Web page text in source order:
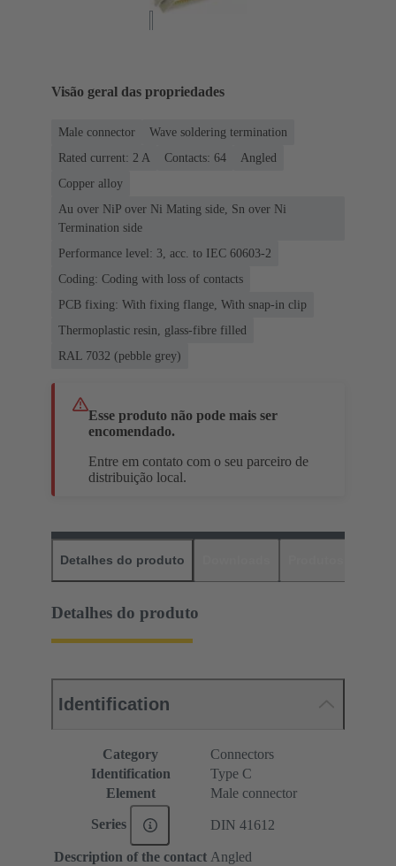
Visão geral das propriedades
Male connector
Wave soldering termination
Rated current: ‌2 A
Contacts: 64
Angled
Copper alloy
Au over NiP over Ni Mating side, Sn over Ni
Termination side
Performance level: 3, acc. to IEC 60603-2
Coding: Coding with loss of contacts
PCB fixing: With fixing flange, With snap-in clip
Thermoplastic resin, glass-fibre filled
RAL 7032 (pebble grey)
Esse produto não pode mais ser
encomendado.
Entre em contato com o seu parceiro de
distribuição local.
Detalhes do produto
Detalhes do produto
Identification
Category
Connectors
Identification
Type C
Element
Male connector
Series DIN 41612
Description of the contact Angled